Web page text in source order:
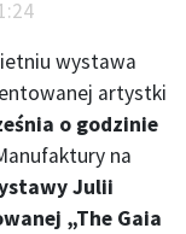
wystawa
artystki
o godzinie
na
Julii
„The Gaia